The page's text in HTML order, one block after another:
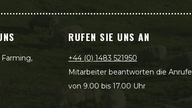
RUFEN SIE UNS AN
+44 (0) 1483 521950
Mitarbeiter beantworten die Anrufe
von 9.00 bis 17.00 Uhr